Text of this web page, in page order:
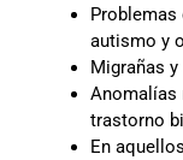
Problemas
autismo y
Migrañas
Anomalías
trastorno
En